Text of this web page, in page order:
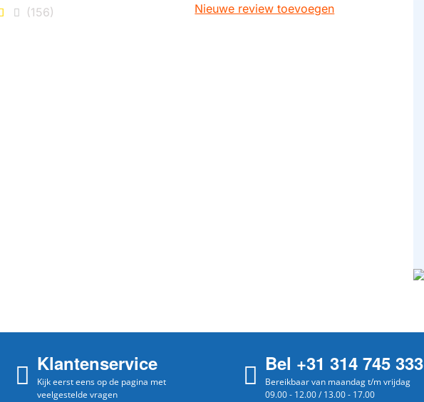
(156)
Nieuwe review toevoegen
Klantenservice
Kijk eerst eens op de pagina met
veelgestelde vragen
Bel +31 314 745 333
Bereikbaar van maandag t/m vrijdag
09.00 - 12.00 / 13.00 - 17.00